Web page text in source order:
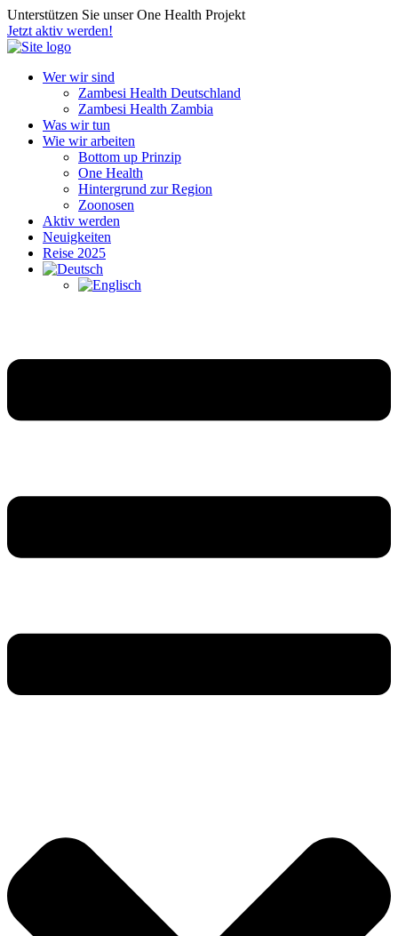
Unterstützen Sie unser One Health Projekt
Jetzt aktiv werden!
Wer wir sind
Zambesi Health Deutschland
Zambesi Health Zambia
Was wir tun
Wie wir arbeiten
Bottom up Prinzip
One Health
Hintergrund zur Region
Zoonosen
Aktiv werden
Neuigkeiten
Reise 2025